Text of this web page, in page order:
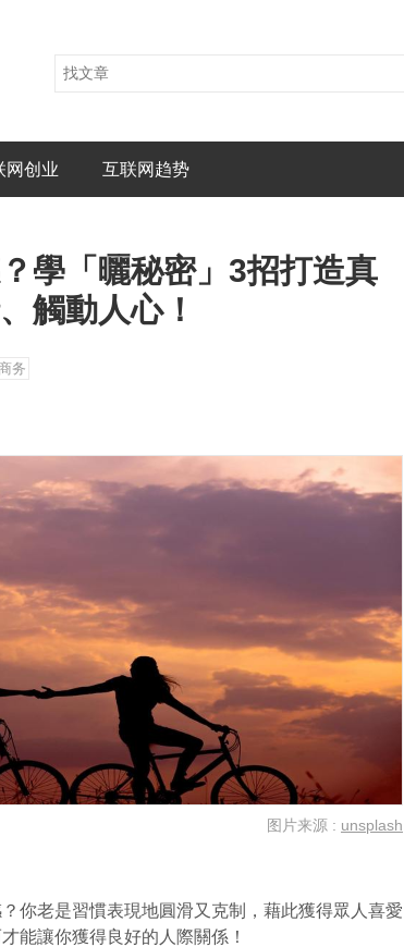
网创业 互联网趋势
學「曬秘密」3招打造真
觸動人心！
务
图片来源 : unsplash
你老是習慣表現地圓滑又克制，藉此獲得眾人喜愛
能讓你獲得良好的人際關係！